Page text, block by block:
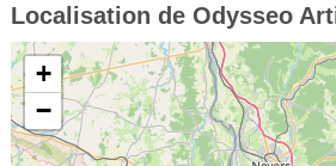
Localisation de Odysseo
+
−